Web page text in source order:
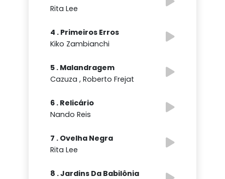
Rita Lee
4 . Primeiros Erros
Kiko Zambianchi
5 . Malandragem
Cazuza , Roberto Frejat
6 . Relicário
Nando Reis
7 . Ovelha Negra
Rita Lee
8 . Jardins Da Babilônia